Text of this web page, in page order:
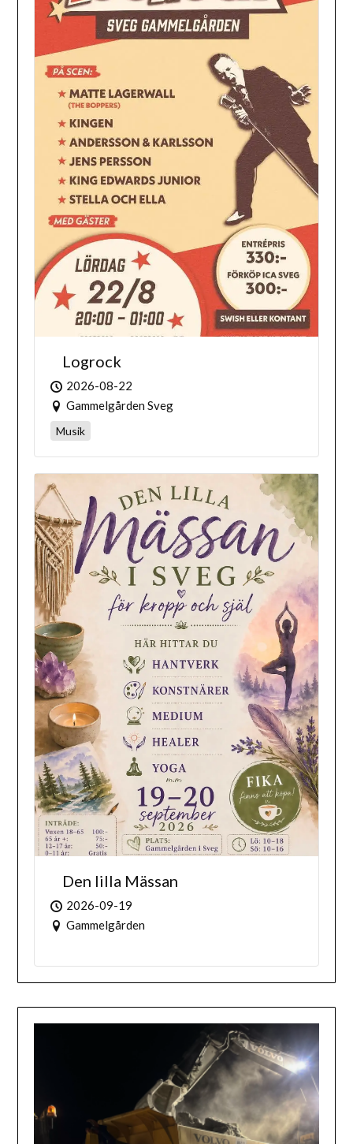
Logrock
2026-08-22
Gammelgården Sveg
Musik
Den lilla Mässan
2026-09-19
Gammelgården